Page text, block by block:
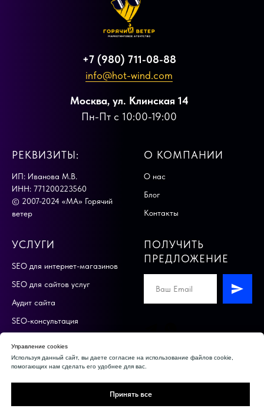
+7 (980) 711-08-88
info@hot-wind.com
Москва, ул. Клинская 14
Пн-Пт с 10:00-19:00
РЕКВИЗИТЫ:
ИП: Иванова М.В.
ИНН: 771200223560
© 2007-2024 «МА» Горячий
ветер
О КОМПАНИИ
О нас
Блог
Контакты
УСЛУГИ
SEO для интернет-магазинов
SEO для сайтов услуг
Аудит сайта
SEO-консультация
Разработка сайтов на
Битрикс
ПОЛУЧИТЬ
ПРЕДЛОЖЕНИЕ
Управление cookies
Используя данный сайт, вы даете согласие на использование файлов cookie,
помогающих нам сделать его удобнее для вас.
Принять все